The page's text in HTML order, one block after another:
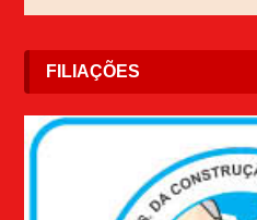
FILIAÇÕES